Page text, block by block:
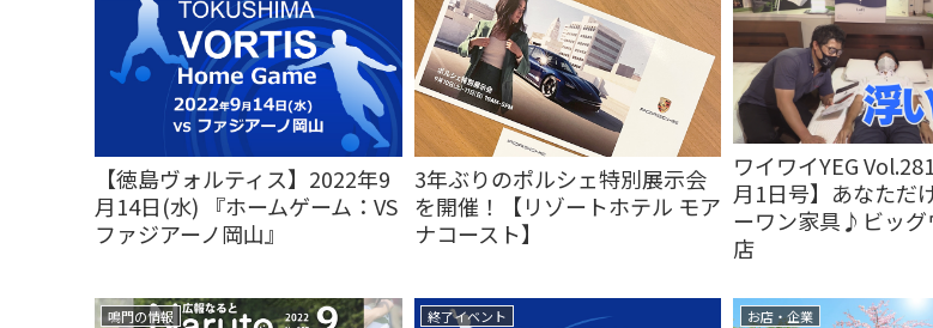
【徳島ヴォルティス】2022年9
月14日(水) 『ホームゲーム：VS
ファジアーノ岡山』
3年ぶりのポルシェ特別展示会
を開催！【リゾートホテル モア
ナコースト】
ワイワイYEG
月1日号】あなただ
ーワン家具♪ビッグ
店
鳴門の情報 終了イベント お店・企業